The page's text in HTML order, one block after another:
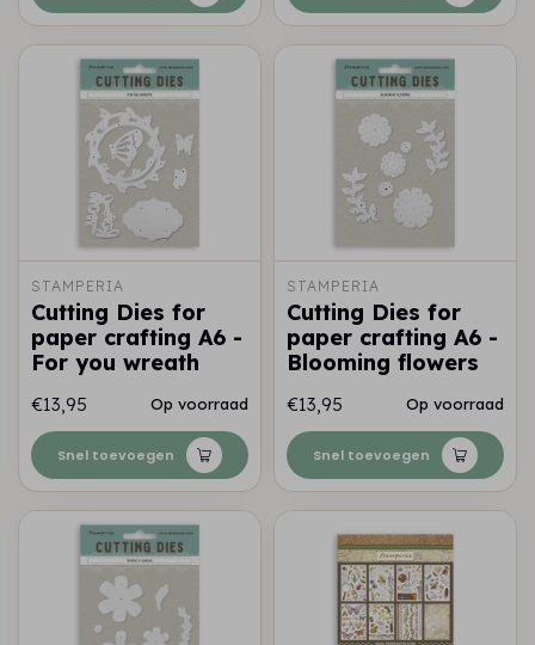
STAMPERIA
Cutting Dies for
paper crafting A6 -
For you wreath
€13,95 Op voorraad
Snel toevoegen
STAMPERIA
Cutting Dies for
paper crafting A6 -
Blooming flowers
€13,95 Op voorraad
Snel toevoegen